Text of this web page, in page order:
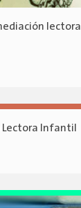
lectora
Infantil